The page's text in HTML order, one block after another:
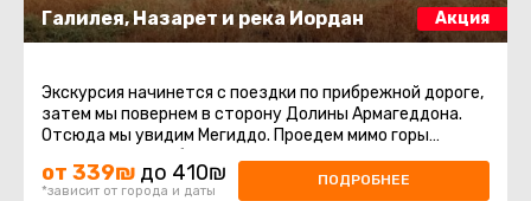
Галилея, Назарет и река Иордан Акция
Экскурсия начинется с поездки по прибрежной дороге,
затем мы повернем в сторону Долины Армагеддона.
Отсюда мы увидим Мегиддо. Проедем мимо горы
от 339₪ до 410₪
*зависит от города и даты
ПОДРОБНЕЕ